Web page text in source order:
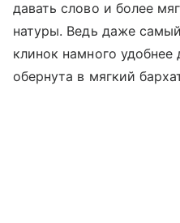
давать слово и более
натуры. Ведь даже
клинок намного удобнее
обернута в мягкий